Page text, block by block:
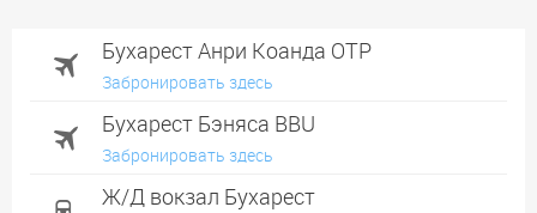
Бухарест Анри Коанда OTP
Забронировать здесь
Бухарест Бэняса BBU
Забронировать здесь
Ж/Д вокзал Бухарест